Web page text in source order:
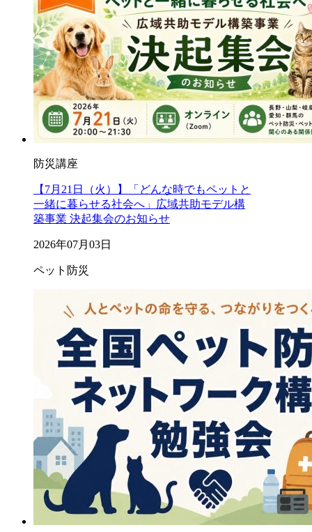
防災講座
【7月21日（火）】「どんな時でもペットと
一緒に暮らせる社会へ」広域共助モデル構
築事業 決起集会のお知らせ
2026年07月03日
ペット防災